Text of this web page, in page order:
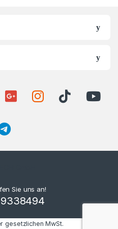
Sie uns an!
gesetzlichen MwSt.